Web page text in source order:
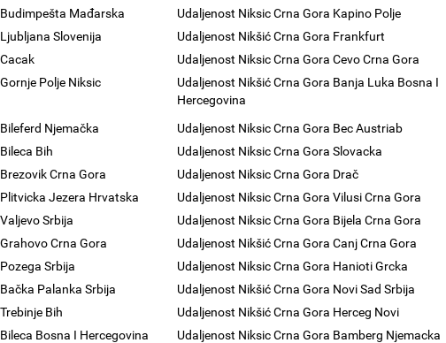
Mađarska
Udaljenost Niksic Crna Gora Kapino Polje
Slovenija
Udaljenost Nikšić Crna Gora Frankfurt
Udaljenost Niksic Crna Gora Cevo Crna Gora
Polje Niksic
Udaljenost Nikšić Crna Gora Banja Luka Bosna I
Hercegovina
Njemačka
Udaljenost Niksic Crna Gora Bec Austriab
Bih
Udaljenost Niksic Crna Gora Slovacka
Crna Gora
Udaljenost Niksic Crna Gora Drač
Jezera Hrvatska
Udaljenost Niksic Crna Gora Vilusi Crna Gora
Srbija
Udaljenost Niksic Crna Gora Bijela Crna Gora
Crna Gora
Udaljenost Nikšić Crna Gora Canj Crna Gora
Srbija
Udaljenost Niksic Crna Gora Hanioti Grcka
Palanka Srbija
Udaljenost Nikšić Crna Gora Novi Sad Srbija
Bih
Udaljenost Nikšić Crna Gora Herceg Novi
Bosna I Hercegovina
Udaljenost Niksic Crna Gora Bamberg Njemacka